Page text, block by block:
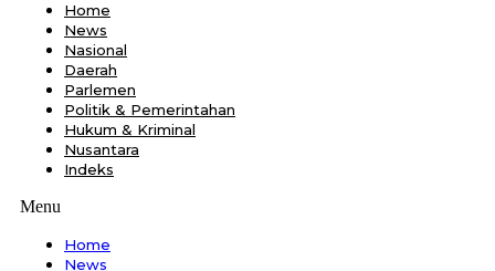
Home
News
Nasional
Daerah
Parlemen
Politik & Pemerintahan
Hukum & Kriminal
Nusantara
Indeks
Menu
Home
News